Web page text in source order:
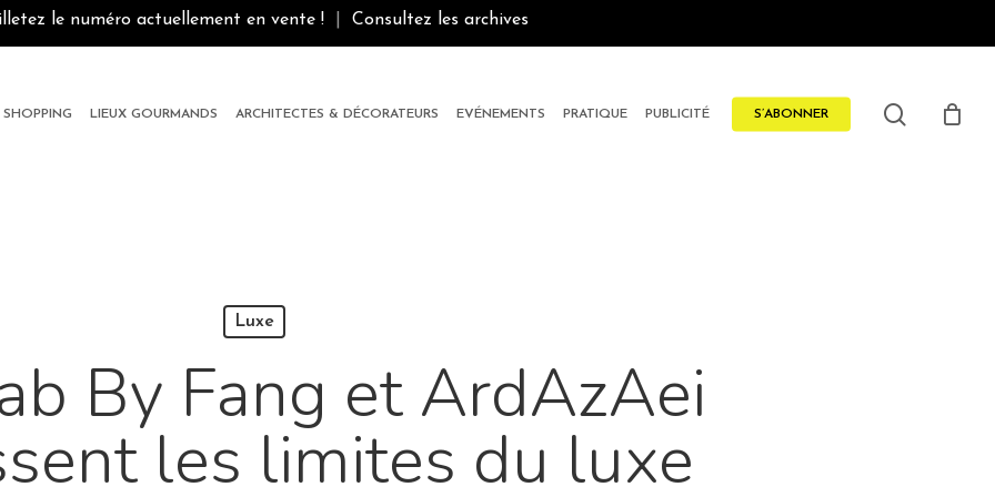
le numéro actuellement en vente ! Consultez les archives
SHOPPING LIEUX GOURMANDS ARCHITECTES & DÉCORATEURS EVÉNEMENTS PRATIQUE PUBLICITÉ S’ABONNER search
Luxe
By Fang et ArdAzAei
les limites du luxe